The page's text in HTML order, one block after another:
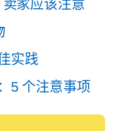
卖家应该注意
实践
5 个注意事项